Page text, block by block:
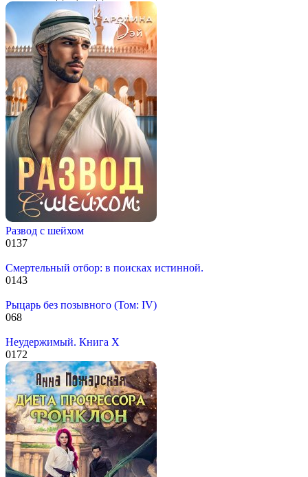
Развод с шейхом
0137
Смертельный отбор: в поисках истинной.
0143
Рыцарь без позывного (Том: IV)
068
Неудержимый. Книга X
0172